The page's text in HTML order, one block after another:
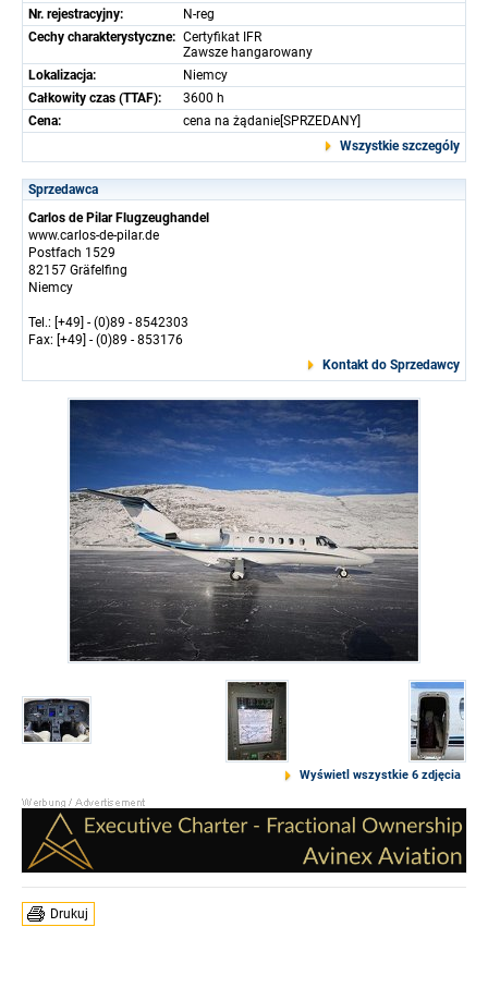
Nr. rejestracyjny:
N-reg
Cechy charakterystyczne: Certyfikat IFR
Zawsze hangarowany
Lokalizacja:
Niemcy
Całkowity czas (TTAF):
3600 h
Cena:
cena na żądanie[SPRZEDANY]
Wszystkie szczególy
Sprzedawca
Carlos de Pilar Flugzeughandel
www.carlos-de-pilar.de
Postfach 1529
82157 Gräfelfing
Niemcy
Tel.: [+49] - (0)89 - 8542303
Fax: [+49] - (0)89 - 853176
Kontakt do Sprzedawcy
Wyświetl wszystkie 6 zdjęcia
Drukuj